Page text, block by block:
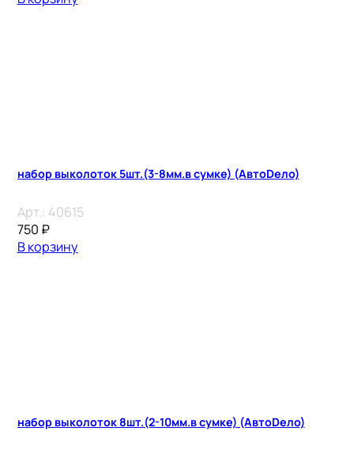
набор выколоток 5шт.(3-8мм.в сумке) (АвтоDело)
Арт.: 40615
750 ₽
В корзину
набор выколоток 8шт.(2-10мм.в сумке) (АвтоDело)